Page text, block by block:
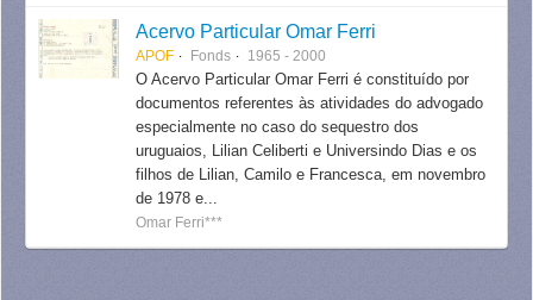
Acervo Particular Omar Ferri
APOF Fonds 1965 - 2000
O Acervo Particular Omar Ferri é constituído por
documentos referentes às atividades do advogado
especialmente no caso do sequestro dos
uruguaios, Lilian Celiberti e Universindo Dias e os
filhos de Lilian, Camilo e Francesca, em novembro
de 1978 e...
Omar Ferri***